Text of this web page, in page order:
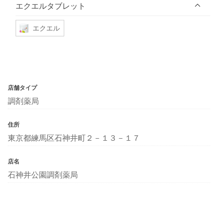
エクエルタブレット
エクエル
店舗タイプ
調剤薬局
住所
東京都練馬区石神井町２－１３－１７
店名
石神井公園調剤薬局